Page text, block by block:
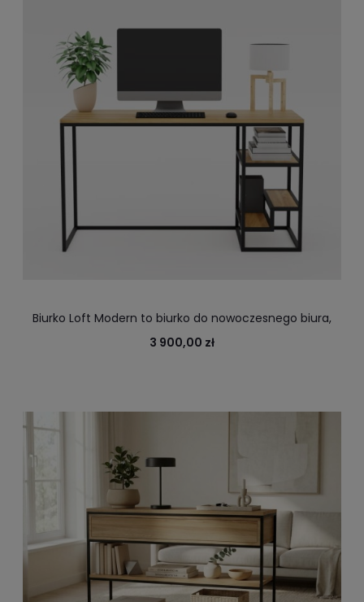
Biurko Loft Modern to biurko do nowoczesnego biura,
pracowni, gabinetu
3 900,00 zł